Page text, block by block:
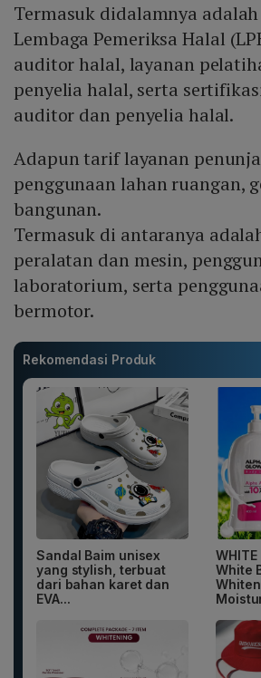
Termasuk didalamnya
Lembaga Pemeriksa Halal
auditor halal, layanan
penyelia halal, serta
auditor dan penyelia halal.
Adapun tarif layanan
penggunaan lahan ruangan,
bangunan.
Termasuk di antaranya
peralatan dan mesin,
laboratorium, serta
bermotor.
Rekomendasi Produk
Sandal Baim unisex
yang stylish, terbuat
dari bahan karet dan
EVA...
White